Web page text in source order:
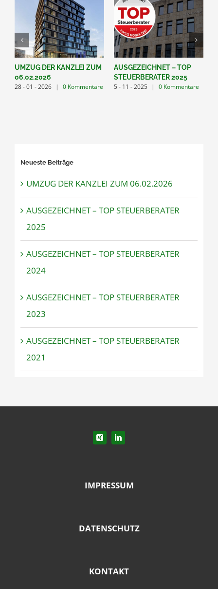
UMZUG DER KANZLEI ZUM
06.02.2026
28 - 01 - 2026 | 0 Kommentare
AUSGEZEICHNET – TOP
STEUERBERATER 2025
5 - 11 - 2025 | 0 Kommentare
Neueste Beiträge
UMZUG DER KANZLEI ZUM 06.02.2026
AUSGEZEICHNET – TOP STEUERBERATER
2025
AUSGEZEICHNET – TOP STEUERBERATER
2024
AUSGEZEICHNET – TOP STEUERBERATER
2023
AUSGEZEICHNET – TOP STEUERBERATER
2021
IMPRESSUM
DATENSCHUTZ
KONTAKT